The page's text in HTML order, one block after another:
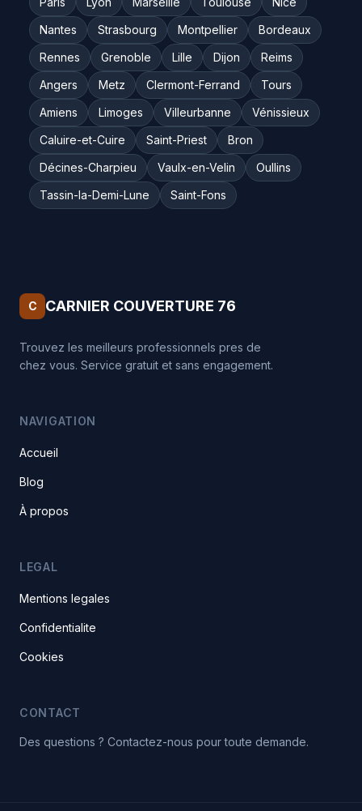
Nantes
Strasbourg Montpellier
Bordeaux
Rennes
Grenoble Lille Dijon
Reims
Angers
Metz Clermont-Ferrand
Tours
Amiens
Limoges Villeurbanne
Vénissieux
Caluire-et-Cuire
Saint-Priest
Bron
Décines-Charpieu
Vaulx-en-Velin
Oullins
Tassin-la-Demi-Lune
Saint-Fons
C CARNIER COUVERTURE 76
Trouvez les meilleurs professionnels pres de
chez vous. Service gratuit et sans engagement.
NAVIGATION
Accueil
Blog
À propos
LEGAL
Mentions legales
Confidentialite
Cookies
CONTACT
Des questions ? Contactez-nous pour toute demande.